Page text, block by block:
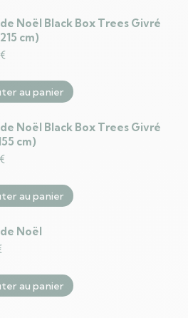
Noël Black Box Trees Givré
cm)
€
au panier
Noël Black Box Trees Givré
cm)
€
au panier
Noël
au panier